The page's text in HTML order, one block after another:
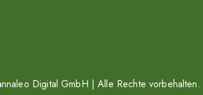
Digital GmbH | Alle Rechte vorbehalten.